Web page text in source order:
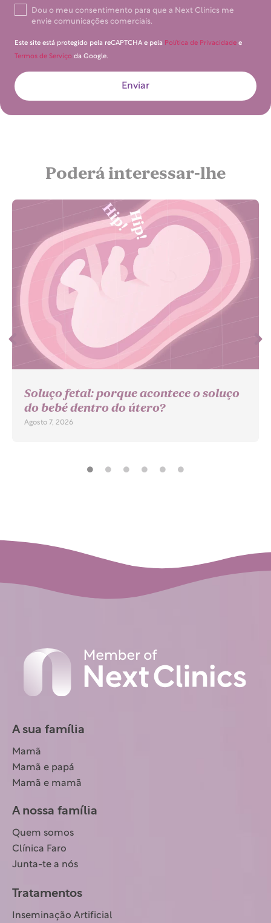
Dou o meu consentimento para que a Next Clinics me
envie comunicações comerciais.
Este site está protegido pela reCAPTCHA e pela Política de Privacidade e
Termos de Serviço da Google.
Enviar
Poderá interessar-lhe
Soluço fetal: porque acontece o soluço
do bebé dentro do útero?
Agosto 7, 2026
A sua família
Mamã
Mamã e papá
Mamã e mamã
A nossa família
Quem somos
Clínica Faro
Junta-te a nós
Tratamentos
Inseminação Artificial